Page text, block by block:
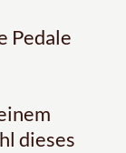
Pedale
dieses